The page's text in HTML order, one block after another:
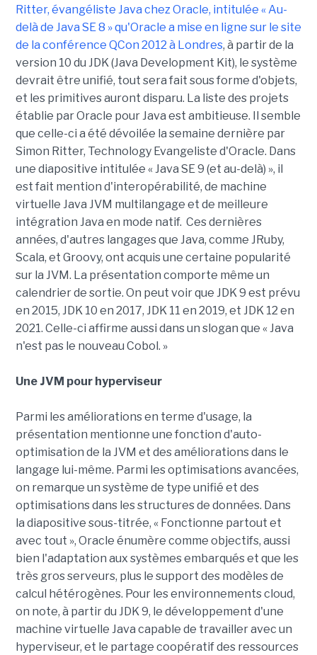
Ritter, évangéliste Java chez Oracle, intitulée « Au-
delà de Java SE 8 » qu'Oracle a mise en ligne sur le site
de la conférence QCon 2012 à Londres, à partir de la
version 10 du JDK (Java Development Kit), le système
devrait être unifié, tout sera fait sous forme d'objets,
et les primitives auront disparu. La liste des projets
établie par Oracle pour Java est ambitieuse. Il semble
que celle-ci a été dévoilée la semaine dernière par
Simon Ritter, Technology Evangeliste d'Oracle. Dans
une diapositive intitulée « Java SE 9 (et au-delà) », il
est fait mention d'interopérabilité, de machine
virtuelle Java JVM multilangage et de meilleure
intégration Java en mode natif. Ces dernières
années, d'autres langages que Java, comme JRuby,
Scala, et Groovy, ont acquis une certaine popularité
sur la JVM. La présentation comporte même un
calendrier de sortie. On peut voir que JDK 9 est prévu
en 2015, JDK 10 en 2017, JDK 11 en 2019, et JDK 12 en
2021. Celle-ci affirme aussi dans un slogan que « Java
n'est pas le nouveau Cobol. »
Une JVM pour hyperviseur
Parmi les améliorations en terme d'usage, la
présentation mentionne une fonction d'auto-
optimisation de la JVM et des améliorations dans le
langage lui-même. Parmi les optimisations avancées,
on remarque un système de type unifié et des
optimisations dans les structures de données. Dans
la diapositive sous-titrée, « Fonctionne partout et
avec tout », Oracle énumère comme objectifs, aussi
bien l'adaptation aux systèmes embarqués et que les
très gros serveurs, plus le support des modèles de
calcul hétérogènes. Pour les environnements cloud,
on note, à partir du JDK 9, le développement d'une
machine virtuelle Java capable de travailler avec un
hyperviseur, et le partage coopératif des ressources